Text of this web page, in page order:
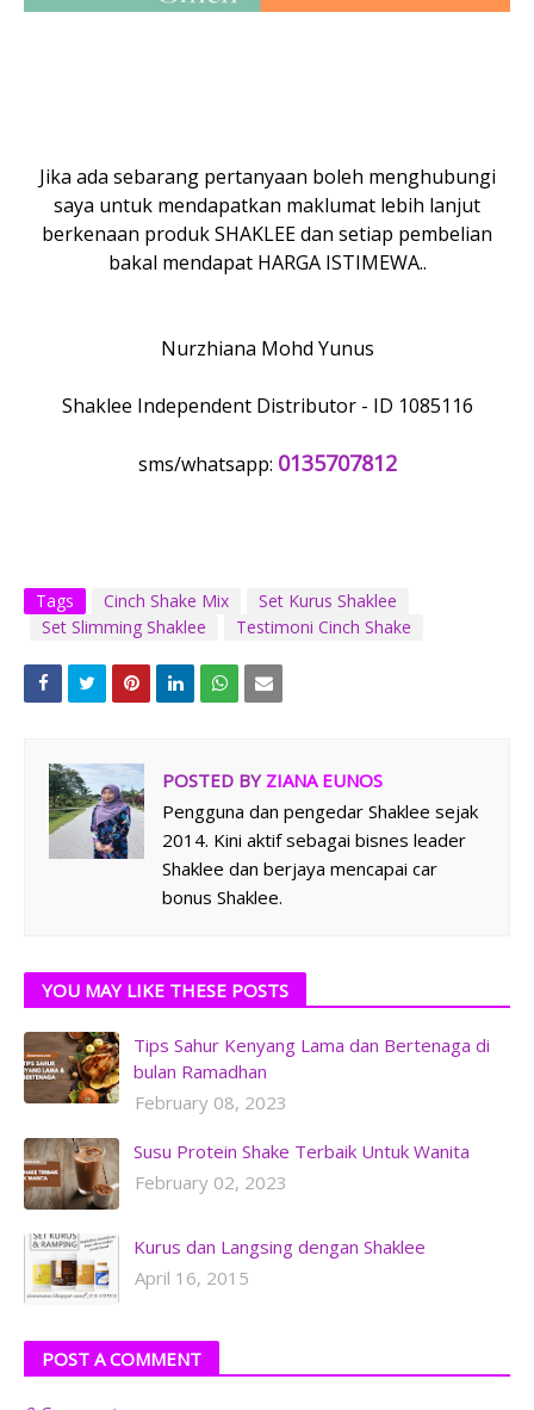
Jika ada sebarang pertanyaan boleh menghubungi
saya untuk mendapatkan maklumat lebih lanjut
berkenaan produk SHAKLEE dan setiap pembelian
bakal mendapat HARGA ISTIMEWA..
Nurzhiana Mohd Yunus
Shaklee Independent Distributor - ID 1085116
sms/whatsapp: 0135707812
Tags Cinch Shake Mix
Set Kurus Shaklee
Set Slimming Shaklee
Testimoni Cinch Shake
POSTED BYZIANA EUNOS
Pengguna dan pengedar Shaklee sejak
2014. Kini aktif sebagai bisnes leader
Shaklee dan berjaya mencapai car
bonus Shaklee.
YOU MAY LIKE THESE POSTS
Tips Sahur Kenyang Lama dan Bertenaga di
bulan Ramadhan
February 08, 2023
Susu Protein Shake Terbaik Untuk Wanita
February 02, 2023
Kurus dan Langsing dengan Shaklee
April 16, 2015
POST A COMMENT